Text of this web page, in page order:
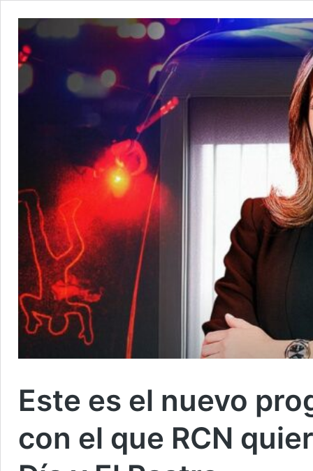
Este es el nuevo
con el que RCN